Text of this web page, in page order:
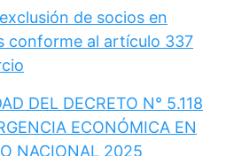
de socios en
conforme al artículo 337
DEL DECRETO N° 5.118
ECONÓMICA EN
NACIONAL 2025